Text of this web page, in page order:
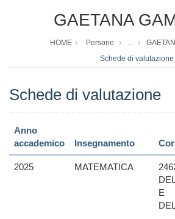
GAETANA
HOME Persone ...
Schede di valutazione
Schede di valutazione
Anno
accademico
Insegnamento
2025 MATEMATICA
E